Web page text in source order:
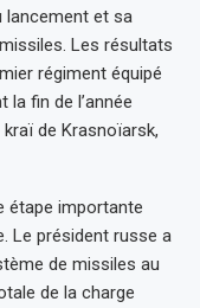
lancement et sa
Les résultats
régiment équipé
la fin de l’année
kraï de Krasnoïarsk,
étape importante
Le président russe a
de missiles au
de la charge